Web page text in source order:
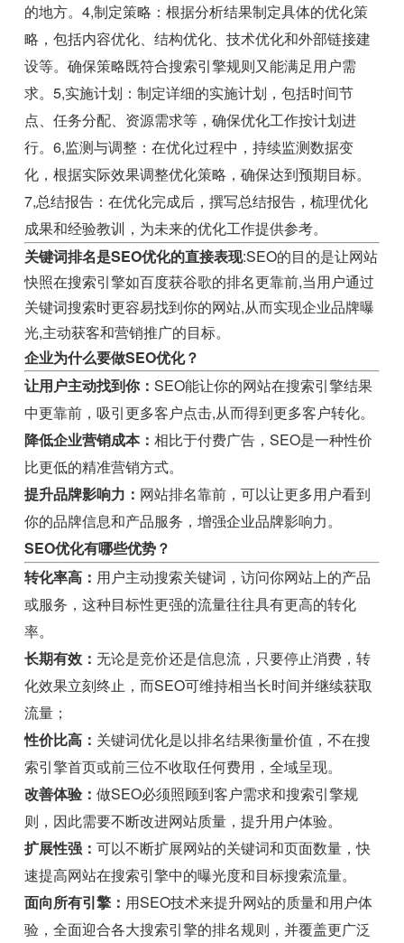
的地方。4,制定策略：根据分析结果制定具体的优化策
略，包括内容优化、结构优化、技术优化和外部链接建
设等。确保策略既符合搜索引擎规则又能满足用户需
求。5,实施计划：制定详细的实施计划，包括时间节
点、任务分配、资源需求等，确保优化工作按计划进
行。6,监测与调整：在优化过程中，持续监测数据变
化，根据实际效果调整优化策略，确保达到预期目标。
7,总结报告：在优化完成后，撰写总结报告，梳理优化
成果和经验教训，为未来的优化工作提供参考。
关键词排名是SEO优化的直接表现:SEO的目的是让网站
快照在搜索引擎如百度获谷歌的排名更靠前,当用户通过
关键词搜索时更容易找到你的网站,从而实现企业品牌曝
光,主动获客和营销推广的目标。
企业为什么要做SEO优化？
让用户主动找到你：SEO能让你的网站在搜索引擎结果
中更靠前，吸引更多客户点击,从而得到更多客户转化。
降低企业营销成本：相比于付费广告，SEO是一种性价
比更低的精准营销方式。
提升品牌影响力： 网站排名靠前，可以让更多用户看到
你的品牌信息和产品服务，增强企业品牌影响力。
SEO优化有哪些优势？
转化率高： 用户主动搜索关键词，访问你网站上的产品
或服务，这种目标性更强的流量往往具有更高的转化
率。
长期有效：无论是竞价还是信息流，只要停止消费，转
化效果立刻终止，而SEO可维持相当长时间并继续获取
流量；
性价比高： 关键词优化是以排名结果衡量价值，不在搜
索引擎首页或前三位不收取任何费用，全域呈现。
改善体验：做SEO必须照顾到客户需求和搜索引擎规
则，因此需要不断改进网站质量，提升用户体验。
扩展性强：可以不断扩展网站的关键词和页面数量，快
速提高网站在搜索引擎中的曝光度和目标搜索流量。
面向所有引擎： 用SEO技术来提升网站的质量和用户体
验，全面迎合各大搜索引擎的排名规则，并覆盖更广泛